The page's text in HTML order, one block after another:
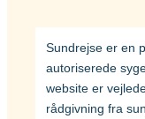
Sundrejse er en
autoriserede
website er
rådgivning fra